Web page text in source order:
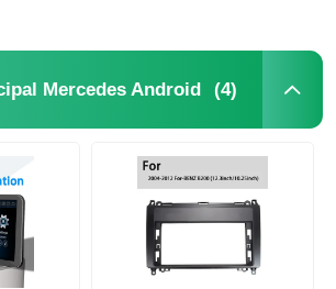
Mercedes Android (4)